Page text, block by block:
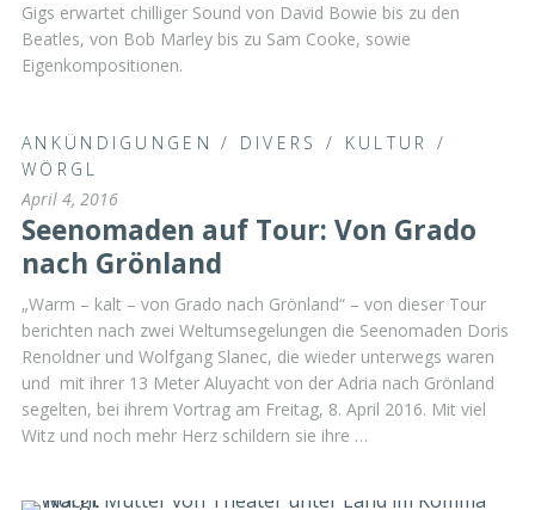
Gigs erwartet chilliger Sound von David Bowie bis zu den
Beatles, von Bob Marley bis zu Sam Cooke, sowie
Eigenkompositionen.
ANKÜNDIGUNGEN / DIVERS / KULTUR
/
WÖRGL
April 4, 2016
Seenomaden auf Tour: Von Grado
nach Grönland
„Warm – kalt – von Grado nach Grönland“ – von dieser Tour
berichten nach zwei Weltumsegelungen die Seenomaden Doris
Renoldner und Wolfgang Slanec, die wieder unterwegs waren
und mit ihrer 13 Meter Aluyacht von der Adria nach Grönland
segelten, bei ihrem Vortrag am Freitag, 8. April 2016. Mit viel
Witz und noch mehr Herz schildern sie ihre …